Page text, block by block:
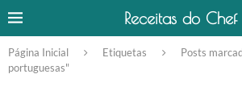
Receitas do Chef
Página Inicial Etiquetas
Posts
portuguesas"